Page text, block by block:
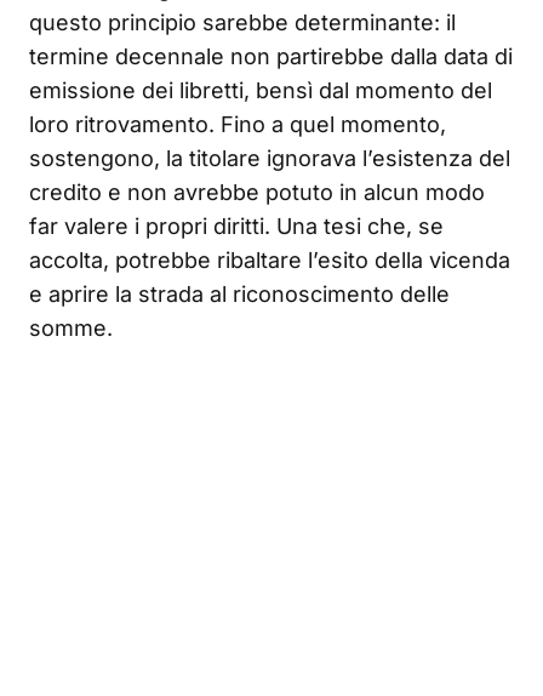
questo principio sarebbe determinante: il
termine decennale non partirebbe dalla data di
emissione dei libretti, bensì dal momento del
loro ritrovamento. Fino a quel momento,
sostengono, la titolare ignorava l’esistenza del
credito e non avrebbe potuto in alcun modo
far valere i propri diritti. Una tesi che, se
accolta, potrebbe ribaltare l’esito della vicenda
e aprire la strada al riconoscimento delle
somme.